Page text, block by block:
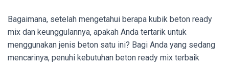
Bagaimana, setelah mengetahui berapa kubik beton ready
mix dan keunggulannya, apakah Anda tertarik untuk
menggunakan jenis beton satu ini? Bagi Anda yang sedang
mencarinya, penuhi kebutuhan beton ready mix terbaik